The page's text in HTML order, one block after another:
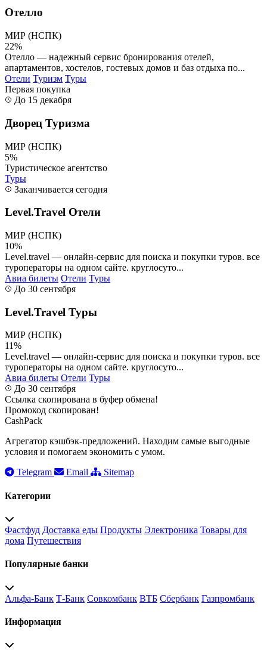
Отелло
МИР (НСПК)
22%
Отелло — надежный сервис бронирования отелей,
апартаментов, хостелов, гостевых домов и баз отдыха по...
Отели Туризм Туры
Первая покупка
До 15 декабря
Дворец Туризма
МИР (НСПК)
5%
Туристическое агентство
Туры
Заканчивается сегодня
Level.Travel Отели
МИР (НСПК)
10%
Level.travel — онлайн-сервис для поиска и покупки туров. все
туроператоры на одном сайте. круглосуто...
Авиа билеты Отели Туры
До 30 сентября
Level.Travel Туры
МИР (НСПК)
11%
Level.travel — онлайн-сервис для поиска и покупки туров. все
туроператоры на одном сайте. круглосуто...
Авиа билеты Отели Туры
До 30 сентября
Ссылка скопирована в буфер обмена!
Промокод скопирован!
CashPack
Агрегатор кэшбэк-предложений. Находим самые выгодные
условия и помогаем экономить с умом.
Telegram
Email Sitemap
Категории
Фастфуд Доставка еды Продукты Электроника Товары для
дома Путешествия
Популярные банки
Альфа-Банк Т-Банк Совкомбанк ВТБ Сбербанк Газпромбанк
Информация